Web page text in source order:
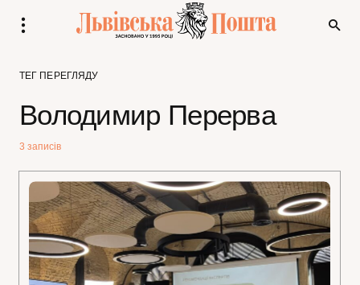
ТЕГ ПЕРЕГЛЯДУ
Володимир Перерва
3 записів